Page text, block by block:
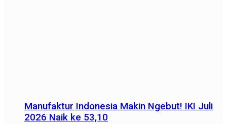
Manufaktur Indonesia Makin Ngebut! IKI Juli
2026 Naik ke 53,10